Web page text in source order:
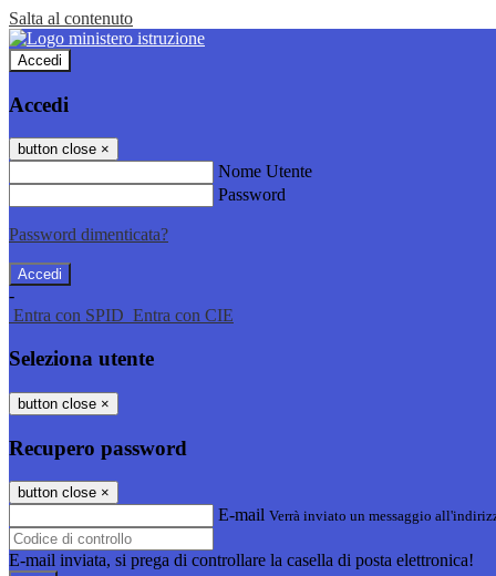
Salta al contenuto
Accedi
Accedi
button close ×
Nome Utente
Password
Password dimenticata?
-
Entra con SPID Entra con CIE
Seleziona utente
button close ×
Recupero password
button close ×
E-mail Verrà inviato un messaggio
E-mail inviata, si prega di controllare la casella di posta elettronica!